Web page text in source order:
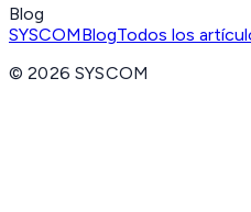
Blog
SYSCOMBlogTodos los
©2026 SYSCOM